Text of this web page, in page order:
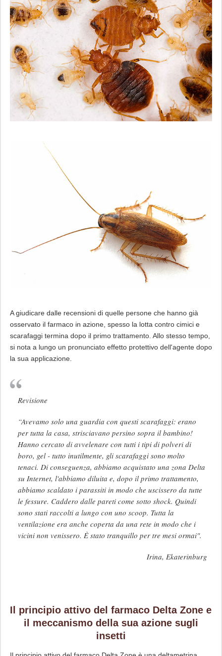
A giudicare dalle recensioni di quelle persone che hanno già
osservato il farmaco in azione, spesso la lotta contro cimici e
scarafaggi termina dopo il primo trattamento. Allo stesso tempo,
si nota a lungo un pronunciato effetto protettivo dell'agente dopo
la sua applicazione.
Revisione
“Avevamo solo una guardia con questi scarafaggi: erano
per tutta la casa, strisciavano persino sopra il bambino!
Hanno cercato di avvelenare con tutti i tipi di polveri di
boro, gel - tutto inutilmente, gli scarafaggi sono molto
tenaci. Di conseguenza, abbiamo acquistato una zona Delta
su Internet, l'abbiamo diluita e, dopo il primo trattamento,
abbiamo scaldato i parassiti in modo che uscissero da tutte
le fessure. Caddero dalle pareti come sotto shock. Quindi
sono stati raccolti a lungo con uno scoop. Tutta la
ventilazione era anche coperta da una rete in modo che i
vicini non venissero. È stato tranquillo per tre mesi ormai".
Irina, Ekaterinburg
Il principio attivo del farmaco Delta Zone e
il meccanismo della sua azione sugli
insetti